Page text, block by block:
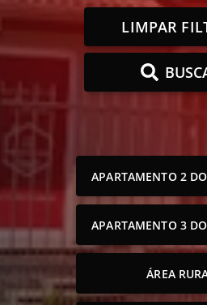
LIMPAR
APARTAMENTO 2
APARTAMENTO 3
ÁREA